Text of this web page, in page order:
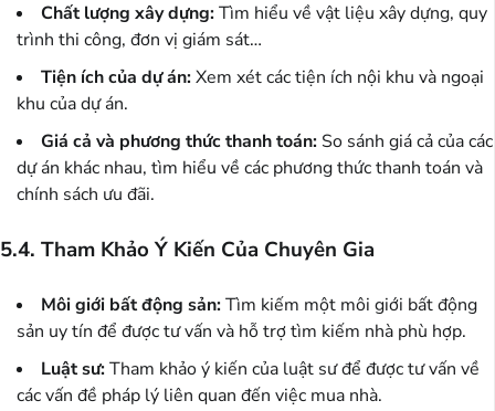
Chất lượng xây dựng:Tìm hiểu về vật liệu xây dựng, quy
trình thi công, đơn vị giám sát…
Tiện ích của dự án:Xem xét các tiện ích nội khu và ngoại
khu của dự án.
Giá cả và phương thức thanh toán: So sánh giá cả của các
dự án khác nhau, tìm hiểu về các phương thức thanh toán và
chính sách ưu đãi.
5.4. Tham Khảo Ý Kiến Của Chuyên Gia
Môi giới bất động sản:Tìm kiếm một môi giới bất động
sản uy tín để được tư vấn và hỗ trợ tìm kiếm nhà phù hợp.
Luật sư:Tham khảo ý kiến của luật sư để được tư vấn về
các vấn đề pháp lý liên quan đến việc mua nhà.